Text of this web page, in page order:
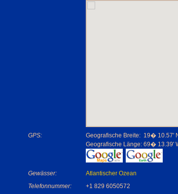
GPS:
Geografische Breite:
Geografische Länge:
19� 10.57'
69� 13.39'
Gewässer:
Atlantischer Ozean
Telefonnummer:
+1 829 6050572